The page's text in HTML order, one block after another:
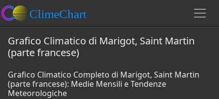
Grafico Climatico di Marigot, Saint Martin
(parte francese)
Grafico Climatico Completo di Marigot, Saint Martin
(parte francese): Medie Mensili e Tendenze
Meteorologiche